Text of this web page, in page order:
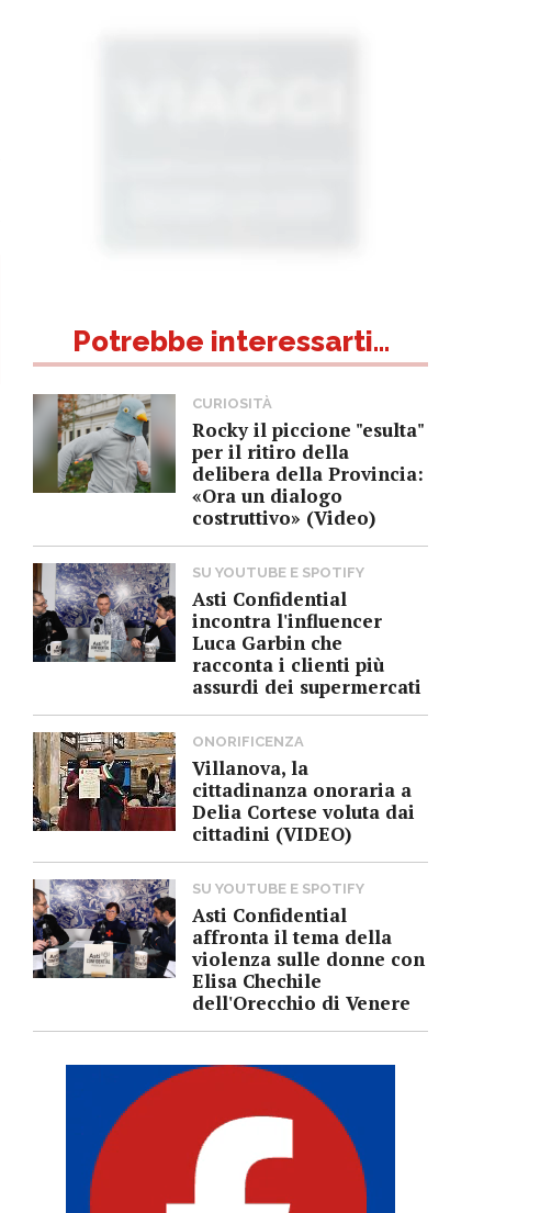
Potrebbe interessarti...
CURIOSITÀ
Rocky il piccione "esulta"
per il ritiro della
delibera della Provincia:
«Ora un dialogo
costruttivo» (Video)
SU YOUTUBE E SPOTIFY
Asti Confidential
incontra l'influencer
Luca Garbin che
racconta i clienti più
assurdi dei supermercati
ONORIFICENZA
Villanova, la
cittadinanza onoraria a
Delia Cortese voluta dai
cittadini (VIDEO)
SU YOUTUBE E SPOTIFY
Asti Confidential
affronta il tema della
violenza sulle donne con
Elisa Chechile
dell'Orecchio di Venere